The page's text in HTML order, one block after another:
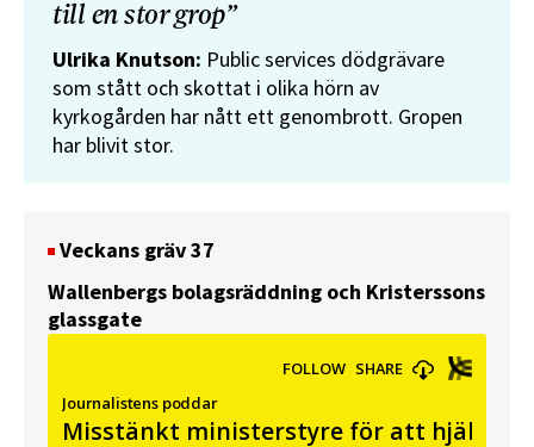
till en stor grop”
Ulrika Knutson: Public services dödgrävare
som stått och skottat i olika hörn av
kyrkogården har nått ett genombrott. Gropen
har blivit stor.
Veckans gräv 37
Wallenbergs bolagsräddning och Kristerssons
glassgate